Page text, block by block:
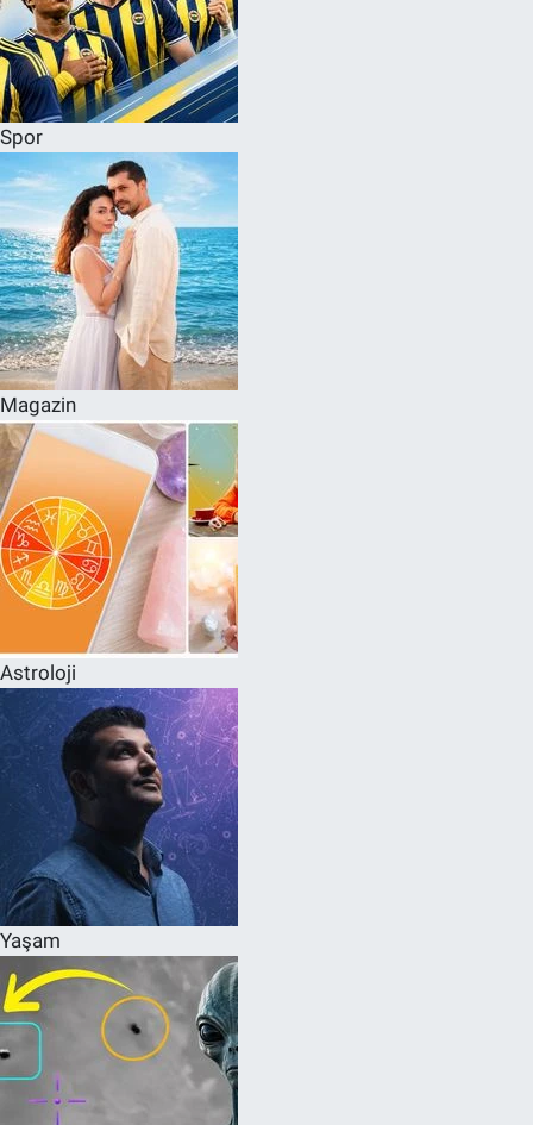
Spor
Magazin
Astroloji
Yaşam